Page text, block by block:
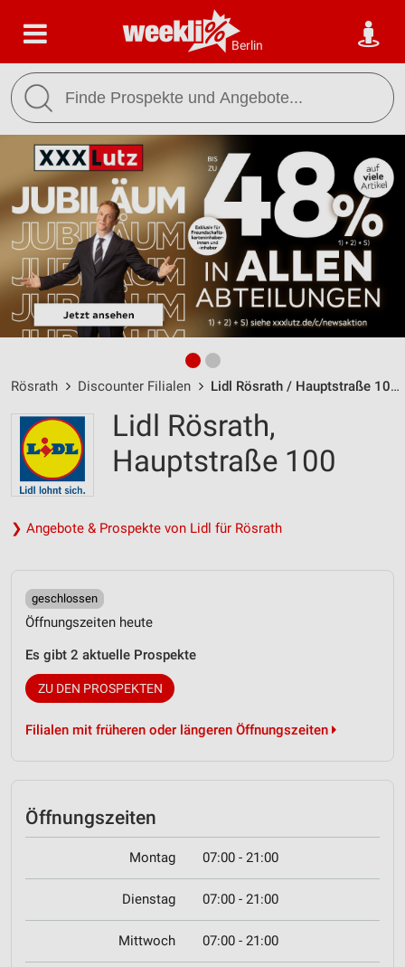
Berlin
Rösrath Discounter Filialen Lidl Rösrath / Hauptstraße 100 - Öffnungszeiten & Adresse
Lidl Rösrath,
Hauptstraße 100
❯ Angebote & Prospekte von Lidl für Rösrath
geschlossen
Öffnungszeiten heute
Es gibt 2 aktuelle Prospekte
ZU DEN PROSPEKTEN
Filialen mit früheren oder längeren Öffnungszeiten
Öffnungszeiten
Montag 07:00 - 21:00
Dienstag 07:00 - 21:00
Mittwoch 07:00 - 21:00